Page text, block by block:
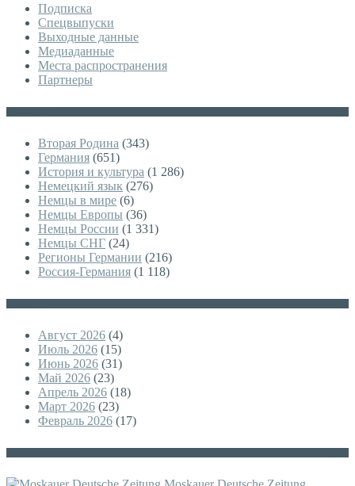
Подписка
Спецвыпуски
Выходные данные
Медиаданные
Места распространения
Партнеры
Вторая Родина (343)
Германия (651)
История и культура (1 286)
Немецкий язык (276)
Немцы в мире (6)
Немцы Европы (36)
Немцы России (1 331)
Немцы СНГ (24)
Регионы Германии (216)
Россия-Германия (1 118)
Август 2026 (4)
Июль 2026 (15)
Июнь 2026 (31)
Май 2026 (23)
Апрель 2026 (18)
Март 2026 (23)
Февраль 2026 (17)